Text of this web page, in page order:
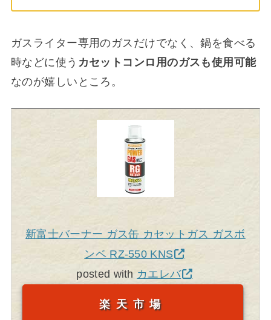
ガスライター専用のガスだけでなく、鍋を食べる
時などに使う カセットコンロ用のガスも使用可能
なのが嬉しいところ。
新富士バーナー ガス缶 カセットガス ガスボ
ンベ RZ-550 KNS
posted with カエレバ
楽天市場